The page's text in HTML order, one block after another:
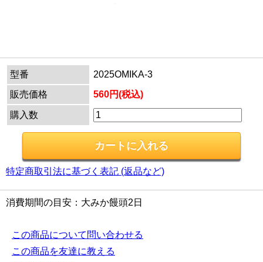
型番
2025OMIKA-3
販売価格
560円(税込)
購入数
特定商取引法に基づく表記 (返品など)
消費期間の目安：大みか饅頭2日
この商品について問い合わせる
この商品を友達に教える